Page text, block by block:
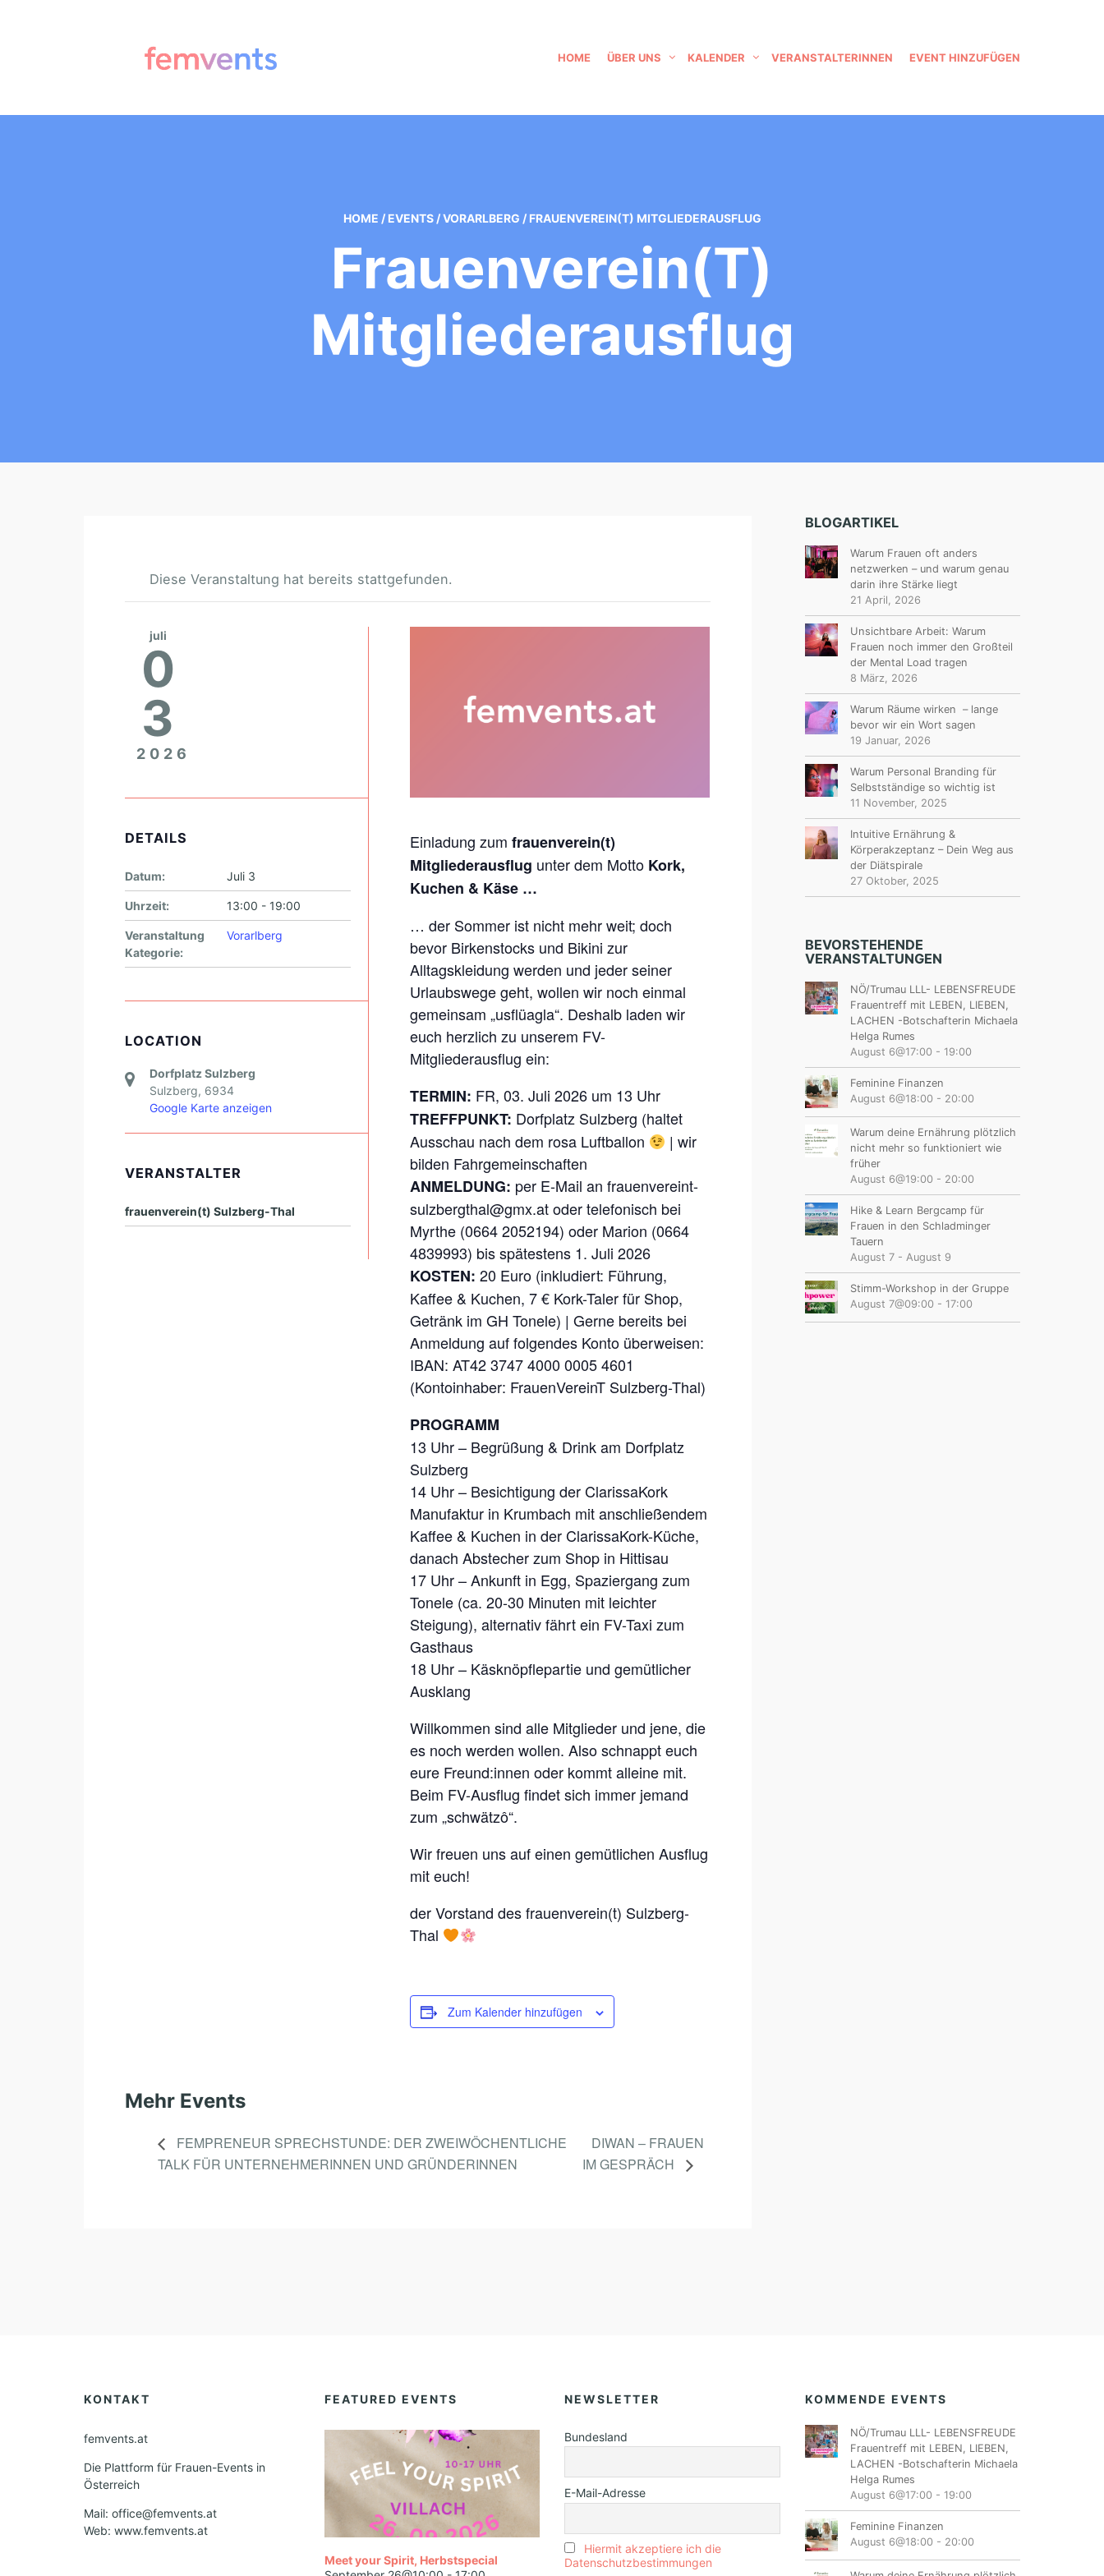
HOME ÜBER UNS KALENDER VERANSTALTERINNEN EVENT HINZUFÜGEN
HOME / EVENTS / VORARLBERG / FRAUENVEREIN(T) MITGLIEDERAUSFLUG
Frauenverein(t)
Mitgliederausflug
Diese Veranstaltung hat bereits stattgefunden.
R
E
I
(
T
)
M
I
T
L
I
E
D
E
R
A
U
S
F
L
U
G
Einladung zum frauenverein(t)
Mitgliederausflug unter dem Motto Kork,
Kuchen & Käse …
… der Sommer ist nicht mehr weit; doch
bevor Birkenstocks und Bikini zur
Alltagskleidung werden und jeder seiner
Urlaubswege geht, wollen wir noch einmal
gemeinsam „usflüagla“. Deshalb laden wir
euch herzlich zu unserem FV-
Mitgliederausflug ein:
TERMIN: FR, 03. Juli 2026 um 13 Uhr
TREFFPUNKT: Dorfplatz Sulzberg (haltet
Ausschau nach dem rosa Luftballon
| wir
bilden Fahrgemeinschaften
ANMELDUNG: per E-Mail an frauenvereint-
sulzbergthal@gmx.at oder telefonisch bei
Myrthe (0664 2052194) oder Marion (0664
4839993) bis spätestens 1. Juli 2026
KOSTEN: 20 Euro (inkludiert: Führung,
Kaffee & Kuchen, 7 € Kork-Taler für Shop,
Getränk im GH Tonele) | Gerne bereits bei
Anmeldung auf folgendes Konto überweisen:
IBAN: AT42 3747 4000 0005 4601
(Kontoinhaber: FrauenVereinT Sulzberg-Thal)
PROGRAMM
13 Uhr – Begrüßung & Drink am Dorfplatz
Sulzberg
14 Uhr – Besichtigung der ClarissaKork
Manufaktur in Krumbach mit anschließendem
Kaffee & Kuchen in der ClarissaKork-Küche,
danach Abstecher zum Shop in Hittisau
17 Uhr – Ankunft in Egg, Spaziergang zum
Tonele (ca. 20-30 Minuten mit leichter
Steigung), alternativ fährt ein FV-Taxi zum
Gasthaus
18 Uhr – Käsknöpflepartie und gemütlicher
Ausklang
Willkommen sind alle Mitglieder und jene, die
es noch werden wollen. Also schnappt euch
eure Freund:innen oder kommt alleine mit.
Beim FV-Ausflug findet sich immer jemand
zum „schwätzô“.
Wir freuen uns auf einen gemütlichen Ausflug
mit euch!
der Vorstand des frauenverein(t) Sulzberg-
Thal
Zum Kalender hinzufügen
juli
0
3
2026
DETAILS
Datum: Juli 3
Uhrzeit: 13:00 - 19:00
Veranstaltung
Kategorie:
Vorarlberg
LOCATION
Dorfplatz Sulzberg
Sulzberg, 6934
Google Karte anzeigen
VERANSTALTER
frauenverein(t) Sulzberg-Thal
Mehr Events
FEMPRENEUR SPRECHSTUNDE: DER ZWEIWÖCHENTLICHE
TALK FÜR UNTERNEHMERINNEN UND GRÜNDERINNEN
DIWAN – FRAUEN
IM GESPRÄCH
BLOGARTIKEL
Warum Frauen oft anders
netzwerken – und warum genau
darin ihre Stärke liegt
21 April, 2026
Unsichtbare Arbeit: Warum
Frauen noch immer den Großteil
der Mental Load tragen
8 März, 2026
Warum Räume wirken – lange
bevor wir ein Wort sagen
19 Januar, 2026
Warum Personal Branding für
Selbstständige so wichtig ist
11 November, 2025
Intuitive Ernährung &
Körperakzeptanz – Dein Weg aus
der Diätspirale
27 Oktober, 2025
BEVORSTEHENDE
VERANSTALTUNGEN
NÖ/Trumau LLL- LEBENSFREUDE
Frauentreff mit LEBEN, LIEBEN,
LACHEN -Botschafterin Michaela
Helga Rumes
August 6@17:00- 19:00
Feminine Finanzen
August 6@18:00- 20:00
Warum deine Ernährung plötzlich
nicht mehr so funktioniert wie
früher
August 6@19:00- 20:00
Hike & Learn Bergcamp für
Frauen in den Schladminger
Tauern
August 7- August 9
Stimm-Workshop in der Gruppe
August 7@09:00- 17:00
KONTAKT
femvents.at
Die Plattform für Frauen-Events in
Österreich
Mail: office@femvents.at
Web: www.femvents.at
FEATURED EVENTS
Meet your Spirit, Herbstspecial
NEWSLETTER
Bundesland
E-Mail-Adresse
Hiermit akzeptiere ich die
Datenschutzbestimmungen
KOMMENDE EVENTS
NÖ/Trumau LLL- LEBENSFREUDE
Frauentreff mit LEBEN, LIEBEN,
LACHEN -Botschafterin Michaela
Helga Rumes
August 6@17:00- 19:00
Feminine Finanzen
August 6@18:00- 20:00